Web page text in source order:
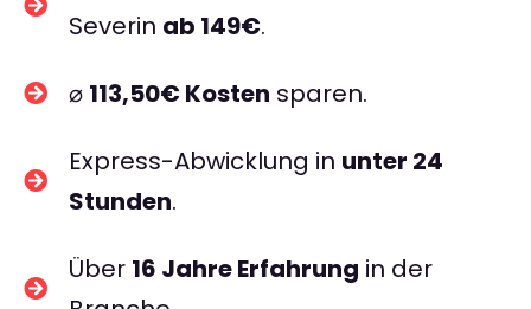
Severin ab 149€.
⌀ 113,50€ Kosten sparen.
Express-Abwicklung in unter 24
Stunden.
Über 16 Jahre Erfahrung in der